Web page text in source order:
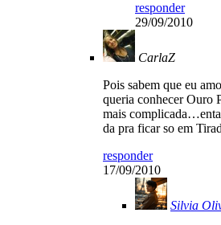
responder
29/09/2010
CarlaZ
Pois sabem que eu
queria conhecer Ouro
mais
da pra ficar so em
responder
17/09/2010
Silvia